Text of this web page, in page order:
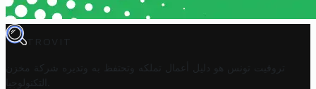
TROVIT
تروفيت تونس هو دليل أعمال تملكه وتحتفظ به وتديره
شركة مخزن
التكنولوجيا